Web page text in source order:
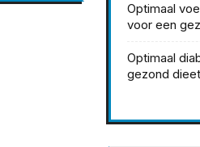
Optimaal
voor een
Optimaal
gezond dieet